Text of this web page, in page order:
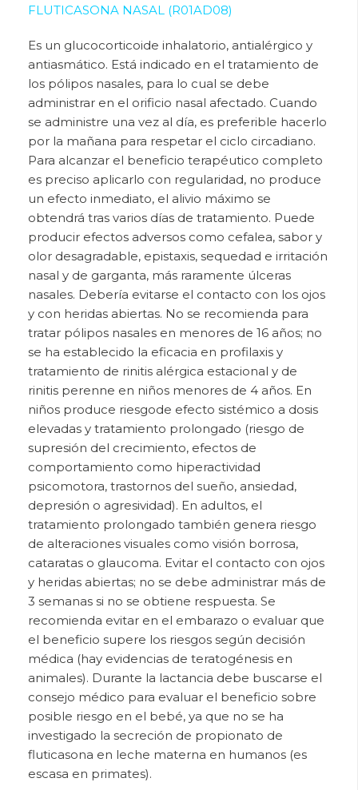
FLUTICASONA NASAL (R01AD08)
Es un glucocorticoide inhalatorio, antialérgico y
antiasmático. Está indicado en el tratamiento de
los pólipos nasales, para lo cual se debe
administrar en el orificio nasal afectado. Cuando
se administre una vez al día, es preferible hacerlo
por la mañana para respetar el ciclo circadiano.
Para alcanzar el beneficio terapéutico completo
es preciso aplicarlo con regularidad, no produce
un efecto inmediato, el alivio máximo se
obtendrá tras varios días de tratamiento. Puede
producir efectos adversos como cefalea, sabor y
olor desagradable, epistaxis, sequedad e irritación
nasal y de garganta, más raramente úlceras
nasales. Debería evitarse el contacto con los ojos
y con heridas abiertas. No se recomienda para
tratar pólipos nasales en menores de 16 años; no
se ha establecido la eficacia en profilaxis y
tratamiento de rinitis alérgica estacional y de
rinitis perenne en niños menores de 4 años. En
niños produce riesgode efecto sistémico a dosis
elevadas y tratamiento prolongado (riesgo de
supresión del crecimiento, efectos de
comportamiento como hiperactividad
psicomotora, trastornos del sueño, ansiedad,
depresión o agresividad). En adultos, el
tratamiento prolongado también genera riesgo
de alteraciones visuales como visión borrosa,
cataratas o glaucoma. Evitar el contacto con ojos
y heridas abiertas; no se debe administrar más de
3 semanas si no se obtiene respuesta. Se
recomienda evitar en el embarazo o evaluar que
el beneficio supere los riesgos según decisión
médica (hay evidencias de teratogénesis en
animales). Durante la lactancia debe buscarse el
consejo médico para evaluar el beneficio sobre
posible riesgo en el bebé, ya que no se ha
investigado la secreción de propionato de
fluticasona en leche materna en humanos (es
escasa en primates).